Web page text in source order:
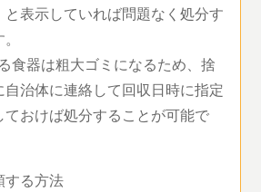
表示していれば問題なく処分す
食器は粗大ゴミになるため、捨
治体に連絡して回収日時に指定
ておけば処分することが可能で
する方法